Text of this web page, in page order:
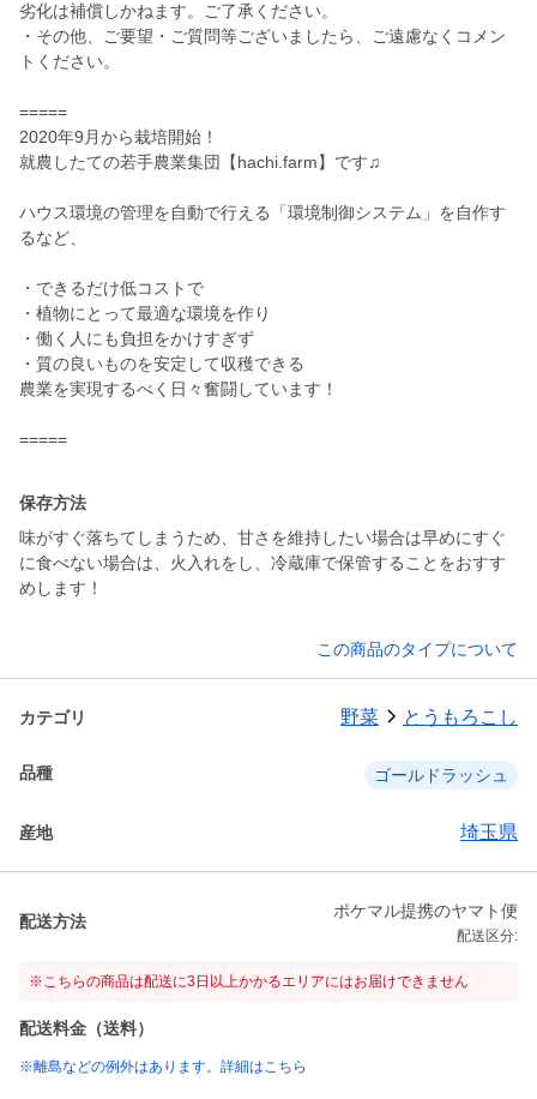
劣化は補償しかねます。ご了承ください。
・その他、ご要望・ご質問等ございましたら、ご遠慮なくコメン
トください。
=====
2020年9月から栽培開始！
就農したての若手農業集団【hachi.farm】です♫
ハウス環境の管理を自動で行える「環境制御システム」を自作す
るなど、
・できるだけ低コストで
・植物にとって最適な環境を作り
・働く人にも負担をかけすぎず
・質の良いものを安定して収穫できる
農業を実現するべく日々奮闘しています！
=====
保存方法
味がすぐ落ちてしまうため、甘さを維持したい場合は早めにすぐ
に食べない場合は、火入れをし、冷蔵庫で保管することをおすす
めします！
この商品のタイプについて
カテゴリ 野菜 とうもろこし
品種 ゴールドラッシュ
産地 埼玉県
配送方法
ポケマル提携のヤマト便
配送区分:
※こちらの商品は配送に3日以上かかるエリアにはお届けできません
配送料金（送料）
※離島などの例外はあります。詳細はこちら